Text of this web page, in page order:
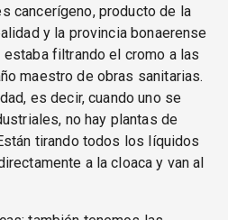
cancerígeno, producto de la
y la provincia bonaerense
filtrando el cromo a las
maestro de obras sanitarias.
es decir, cuando uno se
no hay plantas de
tirando todos los líquidos
a la cloaca y van al